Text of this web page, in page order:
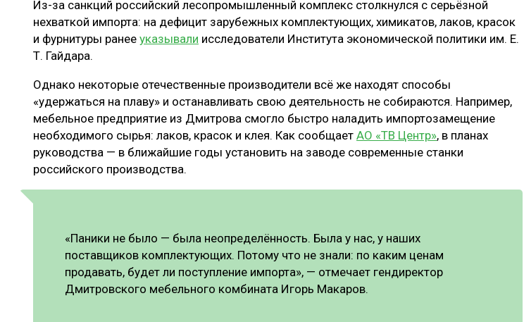
ЛЕСОВОССТАНОВЛЕНИЕ И ЗАЩИТА
ПРОИЗВОДСТВО ДРЕВЕСНЫХ ПЛИТ
ЦБП
СУШКА ДРЕВЕСИНЫ
МЕБЕЛЬНОЕ ПРОИЗВОДСТВО
РЫНОК
ЭКСПЕРТНОЕ МНЕНИЕ
Из-за санкций российский лесопромышленный комплекс столкнулся с серьёзной
нехваткой импорта: на дефицит зарубежных комплектующих, химикатов, лаков, красок
и фурнитуры ранее указывали исследователи Института экономической политики им. Е.
Т. Гайдара.
Однако некоторые отечественные производители всё же находят способы
«удержаться на плаву» и останавливать свою деятельность не собираются. Например,
мебельное предприятие из Дмитрова смогло быстро наладить импортозамещение
необходимого сырья: лаков, красок и клея. Как сообщает АО «ТВ Центр», в планах
руководства — в ближайшие годы установить на заводе современные станки
российского производства.
«Паники не было — была неопределённость. Была у нас, у наших
поставщиков комплектующих. Потому что не знали: по каким ценам
продавать, будет ли поступление импорта», — отмечает гендиректор
Дмитровского мебельного комбината Игорь Макаров.